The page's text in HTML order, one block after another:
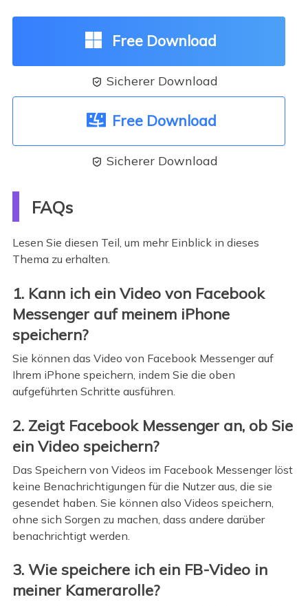
Free Download
 Sicherer Download
Free Download
 Sicherer Download
FAQs
Lesen Sie diesen Teil, um mehr Einblick in dieses
Thema zu erhalten.
1. Kann ich ein Video von Facebook
Messenger auf meinem iPhone
speichern?
Sie können das Video von Facebook Messenger auf
Ihrem iPhone speichern, indem Sie die oben
aufgeführten Schritte ausführen.
2. Zeigt Facebook Messenger an, ob Sie
ein Video speichern?
Das Speichern von Videos im Facebook Messenger löst
keine Benachrichtigungen für die Nutzer aus, die sie
gesendet haben. Sie können also Videos speichern,
ohne sich Sorgen zu machen, dass andere darüber
benachrichtigt werden.
3. Wie speichere ich ein FB-Video in
meiner Kamerarolle?